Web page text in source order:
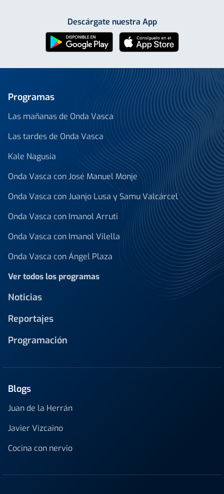
Descárgate nuestra App
Programas
Las mañanas de Onda Vasca
Las tardes de Onda Vasca
Kale Nagusia
Onda Vasca con José Manuel Monje
Onda Vasca con Juanjo Lusa y Samu Valcárcel
Onda Vasca con Imanol Arruti
Onda Vasca con Imanol Vilella
Onda Vasca con Ángel Plaza
Ver todos los programas
Noticias
Reportajes
Programación
Blogs
Juan de la Herrán
Javier Vizcaino
Cocina con nervio